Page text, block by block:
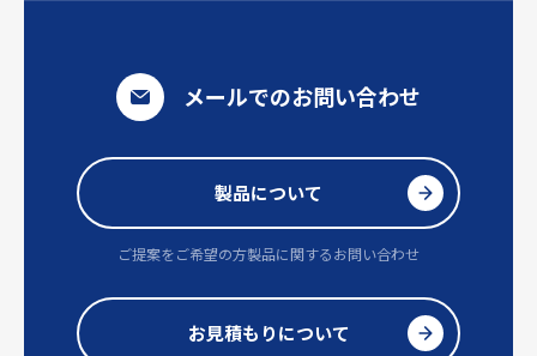
メールでのお問い合わせ
製品について
ご提案をご希望の方製品に関するお問い合わせ
お見積もりについて